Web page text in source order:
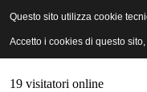
ANICA | Associazione
19 visitatori online
Questo sito utilizza cookie
Accetto i cookies di questo
Questo sito utilizza cookie
Accetto i cookies di questo